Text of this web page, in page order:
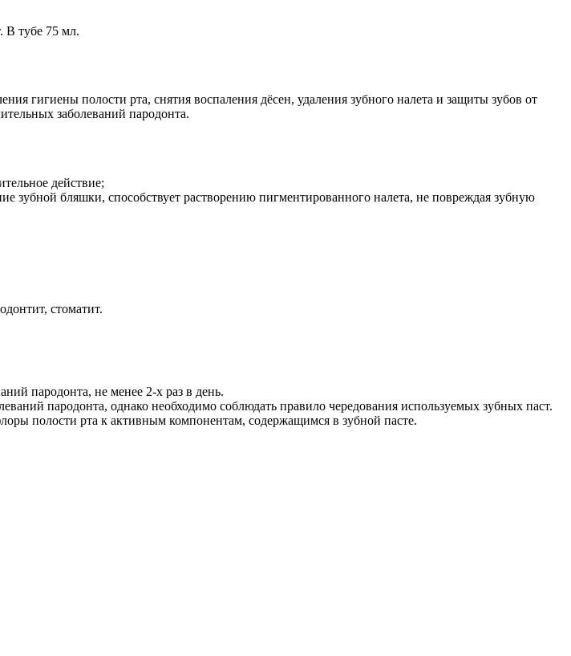
В тубе 75 мл.
гигиены полости рта, снятия воспаления дёсен, удаления зубного налета и защиты зубов от
заболеваний пародонта.
действие;
зубной бляшки, способствует растворению пигментированного налета, не повреждая зубную
стоматит.
пародонта, не менее 2-х раз в день.
пародонта, однако необходимо соблюдать правило чередования используемых зубных паст.
полости рта к активным компонентам, содержащимся в зубной пасте.